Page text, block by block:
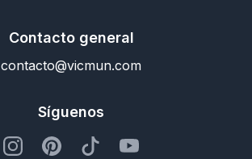
Contacto general
contacto@vicmun.com
Síguenos